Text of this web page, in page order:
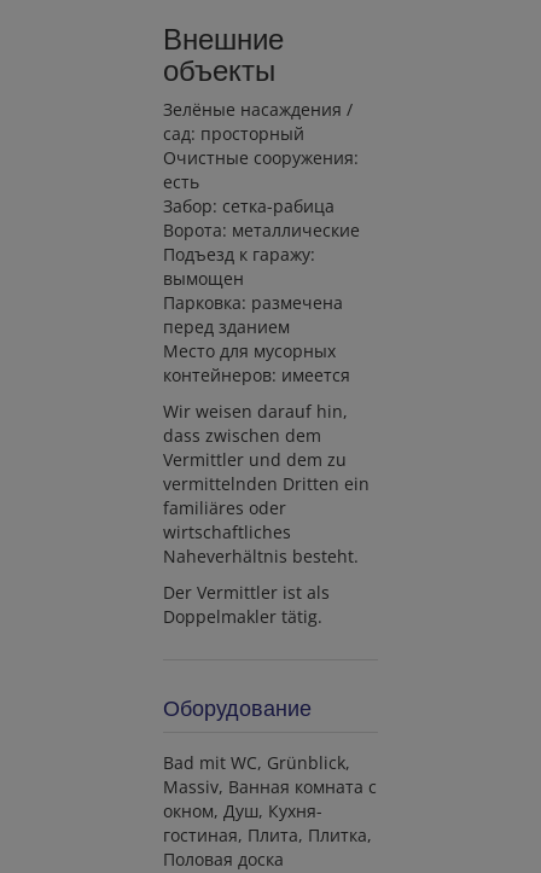
Внешние
объекты
Зелёные насаждения /
сад: просторный
Очистные сооружения:
есть
Забор: сетка-рабица
Ворота: металлические
Подъезд к гаражу:
вымощен
Парковка: размечена
перед зданием
Место для мусорных
контейнеров: имеется
Wir weisen darauf hin,
dass zwischen dem
Vermittler und dem zu
vermittelnden Dritten ein
familiäres oder
wirtschaftliches
Naheverhältnis besteht.
Der Vermittler ist als
Doppelmakler tätig.
Оборудование
Bad mit WC Grünblick
Massiv Ванная комната с
окном Душ Кухня-
гостиная Плита Плитка
Половая доска